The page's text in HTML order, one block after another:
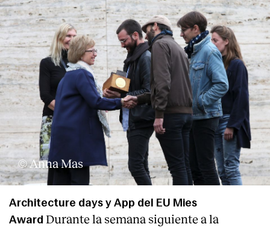
Clientes
© Anna Mas
Architecture days y App del EU Mies
Award Durante la semana siguiente a la